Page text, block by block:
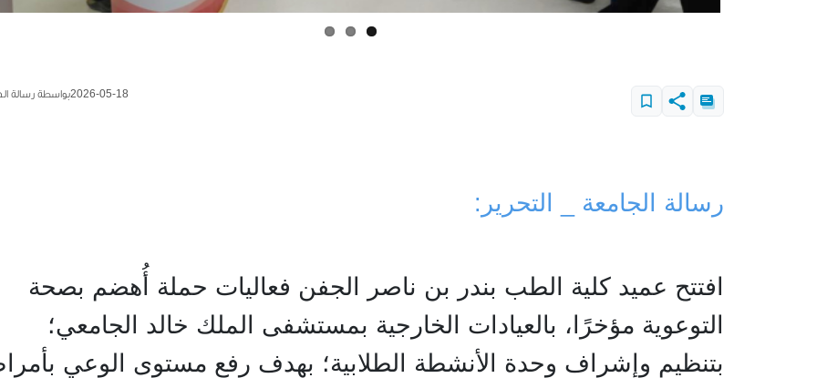
2026-05-18بواسطة رسالة
رسالة الجامعة _ التحرير:
افتتح عميد كلية الطب بندر بن ناصر الجفن فعاليات حملة أُهضم بصحة
التوعوية مؤخرًا، بالعيادات الخارجية بمستشفى الملك خالد الجامعي؛
بتنظيم وإشراف وحدة الأنشطة الطلابية؛ بهدف رفع مستوى الوعي